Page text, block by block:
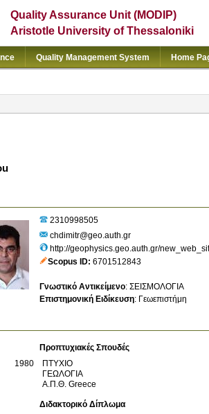
Quality Assurance Unit (MODIP)
Aristotle University of Thessaloniki
Quality Management System Home
2310998505
chdimitr@geo.auth.gr
http://geophysics.geo.auth.gr/
Scopus ID 6701512843
Γνωστικό Αντικείμενο: ΣΕΙΣΜΟΛΟΓΙΑ
Επιστημονική Ειδίκευση: Γεωεπιστήμη
Προπτυχιακές Σπουδές
1980
ΠΤΥΧΙΟ
ΓΕΩΛΟΓΙΑ
Α.Π.Θ. Greece
Διδακτορικό Δίπλωμα